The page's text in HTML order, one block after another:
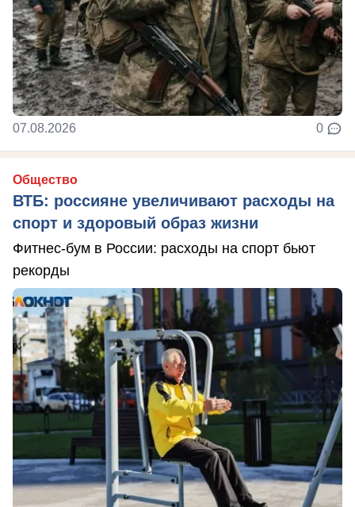
07.08.2026 0
Общество
ВТБ: россияне увеличивают расходы на
спорт и здоровый образ жизни
Фитнес-бум в России: расходы на спорт бьют
рекорды